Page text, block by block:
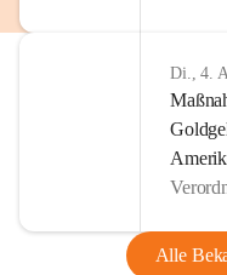
Di., 4.
Alle